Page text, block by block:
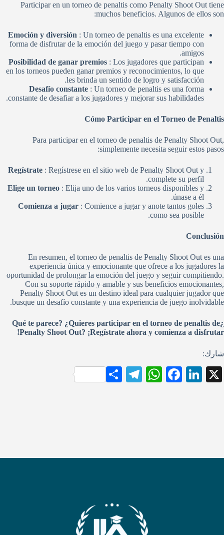
Participar en un torneo de penaltis como Penalty Shoot Out tiene
muchos beneficios. Algunos de ellos son:
Emoción y diversión : Un torneo de penaltis es una excelente
forma de disfrutar de la emoción del juego y pasar tiempo con
amigos.
Posibilidad de ganar premios : Los jugadores que participan
en los torneos pueden ganar premios y reconocimientos, lo que
les brinda un sentido de logro y satisfacción.
Desafío constante : Un torneo de penaltis es una forma
constante de desafiar a los jugadores y mejorar sus habilidades.
Cómo Participar en el Torneo de Penaltis
Para participar en el torneo de penaltis de Penalty Shoot Out,
simplemente necesita seguir estos pasos:
Regístrate : Regístrese en el sitio web de Penalty Shoot Out y
complete su perfil.
Elige un torneo : Elija uno de los varios torneos disponibles y
únase a él.
Comienza a jugar : Comience a jugar y anote tantos goles
como sea posible.
Conclusión
En resumen, el torneo de penaltis de Penalty Shoot Out es una
experiencia única y emocionante que ofrece a los jugadores la
oportunidad de prolongar la emoción del juego y seguir compitiendo.
Con su soporte rápido y amable y sus beneficios emocionantes,
Penalty Shoot Out es un destino ideal para cualquier jugador que
busque un desafío constante y una experiencia de juego inolvidable.
¿Qué te parece? ¿Quieres participar en el torneo de penaltis de
Penalty Shoot Out? ¡Regístrate ahora y comienza a disfrutar!
شارك:
X
Li
Fa
W
Te